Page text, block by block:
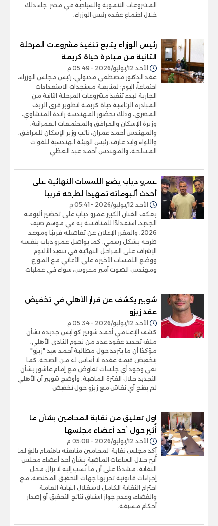
المشروعات التنموية والسياحية في مصر. جاء ذلك
خلال اجتماع عقده رئيس الوزراء،
رئيس الوزراء يتابع تنفيذ مشروعات المرحلة
الثانية من مبادرة حياة كريمة
الأحد 12/يوليو/2026 - 05:49 م
عقد الدكتور مصطفى مدبولي، رئيس مجلس الوزراء،
اجتماعاً، اليوم؛ لمتابعة مستجدات الاستعدادات
الجارية لبدء تنفيذ مشروعات المرحلة الثانية من
المبادرة الرئاسية حياة كريمة لتطوير قرى الريف
المصري، وذلك بحضور المهندسة راندة المنشاوي،
وزيرة الإسكان والمرافق والمجتمعات العمرانية،
والمهندس أحمد عمران، نائب وزير الإسكان للمرافق،
واللواء وليد عارف، رئيس الهيئة الهندسية للقوات
المسلحة، والمهندس أحمد عبد العظي
عمرو دياب يضع اللمسات النهائية على
أحدث ألبوماته تمهيدا لطرحه قريبا
الأحد 12/يوليو/2026 - 05:41 م
يعكف الفنان الكبير عمرو دياب على تحضير ألبومه
الجديد، استعدادًا للمنافسة به في موسم صيف
2026، والمقرر الإعلان عن تفاصيله قريبًا وموعد
طرحه بشكل رسمي. كما يواصل عمرو دياب بنفسه
الإشراف على المراحل النهائية في تنفيذ الألبوم
ووضع اللمسات الأخيرة على الأغاني مع الموزع
ومهندس الصوت أمير محروس، سواء في عمليات
شوبير يكشف عن قرار الأهلي في تخفيض
عقد زيزو
الأحد 12/يوليو/2026 - 05:34 م
كشف الإعلامي أحمد شوبير كواليس جديدة بشأن
ملف تجديد عقود عدد من نجوم النادي الأهلي،
مؤكدًا أن ما يتردد حول مطالبة أحمد سيد "زيزو"
بتخفيض قيمة عقده لا أساس له من الصحة. كما
نفى وجود أي جلسات تفاوض مع إمام عاشور بشأن
التجديد خلال الفترة الماضية. وأوضح شوبير أن الأهلي
لم يفتح أي نقاش مع زيزو حول تخفيض
اول تعليق من نقابة المحامين بشأن ما
أُثير حول أحد أعضاء مجلسها
الأحد 12/يوليو/2026 - 05:08 م
أكد مجلس نقابة المحامين متابعته باهتمام بالغ لما
أُثير خلال الساعات الماضية بشأن أحد أعضاء مجلس
النقابة، مشددًا على أن ما نُسب إليه لا يزال محل
إجراءات قانونية تجريها جهات التحقيق المختصة، مع
احترام النقابة الكامل لاستقلال النيابة العامة
والقضاء، وعدم جواز استباق نتائج التحقيق أو إصدار
أحكام مسبقة.